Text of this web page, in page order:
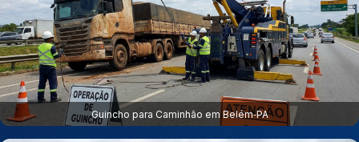
Guincho para Caminhão em Belém‑PA